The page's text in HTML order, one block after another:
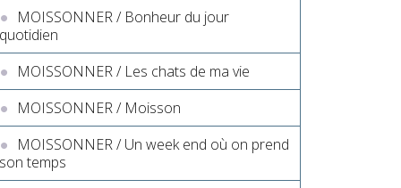
MOISSONNER / Bonheur du jour
quotidien
MOISSONNER / Les chats de ma vie
MOISSONNER / Moisson
MOISSONNER / Un week end où on prend
son temps